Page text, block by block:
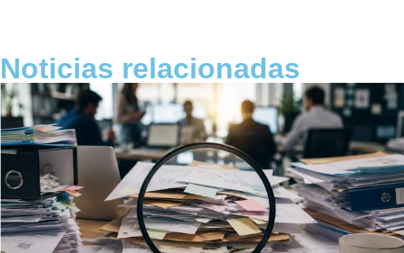
Noticias relacionadas